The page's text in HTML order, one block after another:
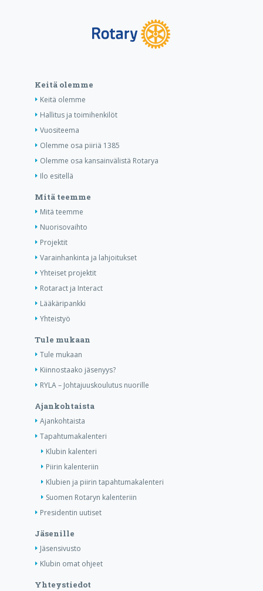
Keitä olemme
Keitä olemme
Hallitus ja toimihenkilöt
Vuositeema
Olemme osa piiriä 1385
Olemme osa kansainvälistä Rotarya
Ilo esitellä
Mitä teemme
Mitä teemme
Nuorisovaihto
Projektit
Varainhankinta ja lahjoitukset
Yhteiset projektit
Rotaract ja Interact
Lääkäripankki
Yhteistyö
Tule mukaan
Tule mukaan
Kiinnostaako jäsenyys?
RYLA – Johtajuuskoulutus nuorille
Ajankohtaista
Ajankohtaista
Tapahtumakalenteri
Klubin kalenteri
Piirin kalenteriin
Klubien ja piirin tapahtumakalenteri
Suomen Rotaryn kalenteriin
Presidentin uutiset
Jäsenille
Jäsensivusto
Klubin omat ohjeet
Yhteystiedot